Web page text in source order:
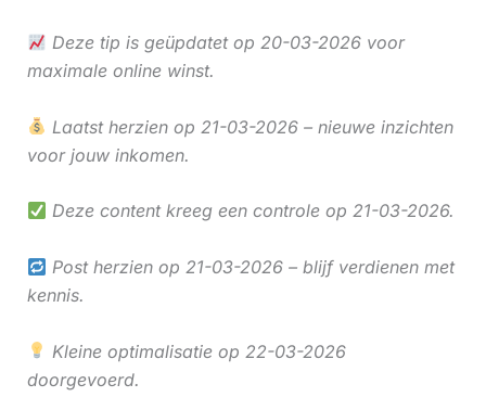
Deze tip is geüpdatet op 20-03-2026 voor
maximale online winst.
Laatst herzien op 21-03-2026 – nieuwe inzichten
voor jouw inkomen.
Deze content kreeg een controle op 21-03-2026.
Post herzien op 21-03-2026 – blijf verdienen met
kennis.
Kleine optimalisatie op 22-03-2026
doorgevoerd.